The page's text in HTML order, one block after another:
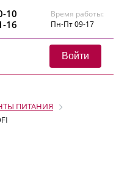
10
16
Время работы:
Пн-Пт 09-17
Войти
ПИТАНИЯ